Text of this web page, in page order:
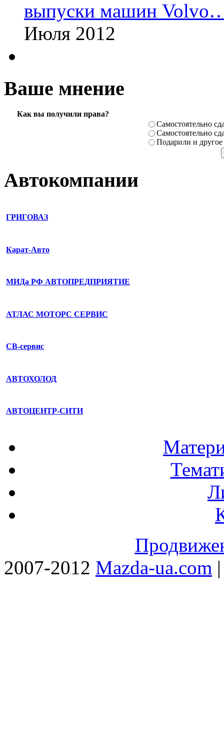
выпуски машин
Июля 2012
Ваше мнение
Как вы получили права?
Самостоя­тельно
Самостоя­тельно
Подарили­ и другое
Автокомпании
ГРИГОВАЗ
Карат-Авто
МИДа РФ АВТОПРЕДПРИЯТИЕ
АТЛАС МОТОРС СЕРВИС
СВ-сервис
АВТОХОЛОД
АВТОЦЕНТР-СИТИ
2007-2012 Mazda-ua.com